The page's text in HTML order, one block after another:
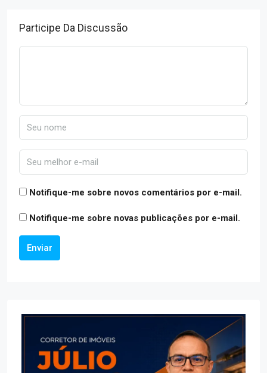
Participe Da Discussão
Notifique-me sobre novos comentários por e-mail.
Notifique-me sobre novas publicações por e-mail.
Enviar